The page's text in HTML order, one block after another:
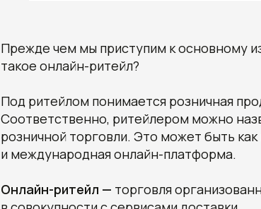
Прежде чем мы приступим к основному
такое онлайн-ритейл?
Под ритейлом понимается розничная
Соответственно, ритейлером можно
розничной торговли. Это может быть
и международная онлайн-платформа.
Онлайн-ритейл — торговля